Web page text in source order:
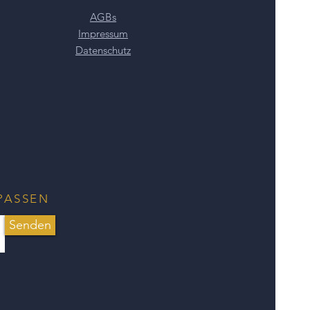
AGBs
Impressum
Datenschutz
Senden